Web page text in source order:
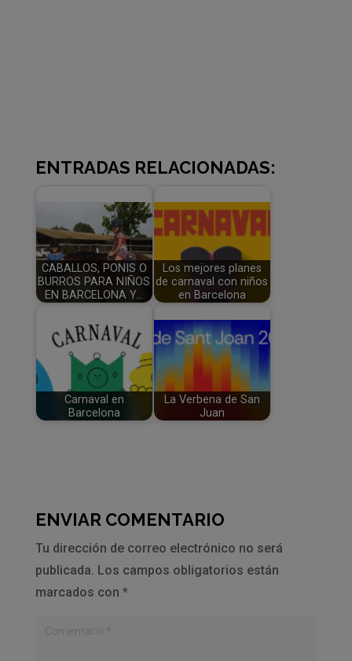
ENTRADAS RELACIONADAS:
CABALLOS, PONIS O
BURROS PARA NIÑOS
EN BARCELONA Y…
Los mejores planes
de carnaval con niños
en Barcelona
Carnaval en
Barcelona
La Verbena de San
Juan
ENVIAR COMENTARIO
Tu dirección de correo electrónico no será
publicada. Los campos obligatorios están
marcados con *